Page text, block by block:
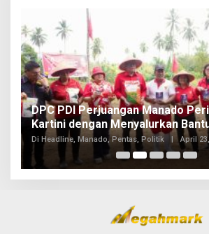
DPC PDI Perjuangan Manado
Kartini dengan Menyalurkan
Di Headline, Manado, Pentas, Politik April